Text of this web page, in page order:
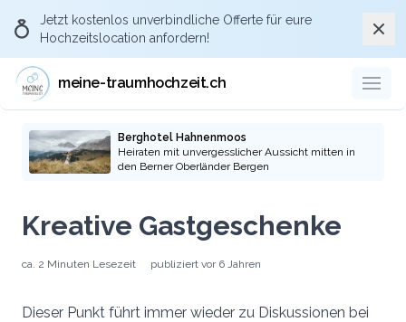
Jetzt kostenlos unverbindliche Offerte für eure
Hochzeitslocation anfordern!
meine-traumhochzeit.ch
Berghotel Hahnenmoos
Heiraten mit unvergesslicher Aussicht mitten in
den Berner Oberländer Bergen
Kreative Gastgeschenke
ca. 2 Minuten Lesezeit publiziert vor 6 Jahren
Dieser Punkt führt immer wieder zu Diskussionen bei